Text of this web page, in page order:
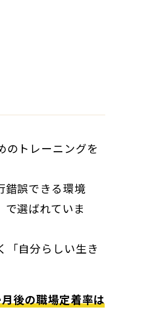
のトレーニングを
錯誤できる環境
選ばれていま
「自分らしい生き
後の職場定着率は